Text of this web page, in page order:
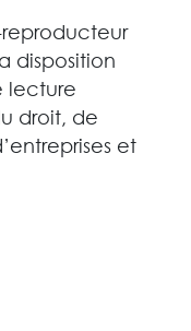
disposition
lecture
droit, de
et